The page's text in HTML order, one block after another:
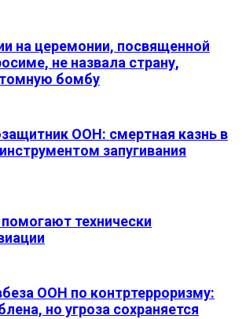
на церемонии, посвященной
не назвала страну,
бомбу
ООН: смертная казнь в
запугивания
технически
ООН по контртерроризму:
но угроза сохраняется